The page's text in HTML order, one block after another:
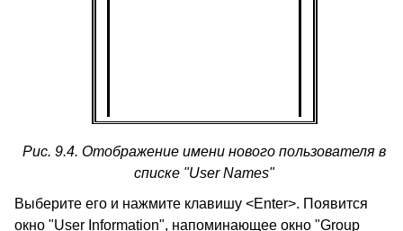
Рис. 9.4. Отображение имени нового пользователя в
списке "User Names"
Выберите его и нажмите клавишу <Enter>. Появится
окно "User Information", напоминающее окно "Group